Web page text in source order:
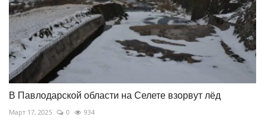
В Павлодарской области на Селете взорвут лёд
Март 17, 2025 0 934